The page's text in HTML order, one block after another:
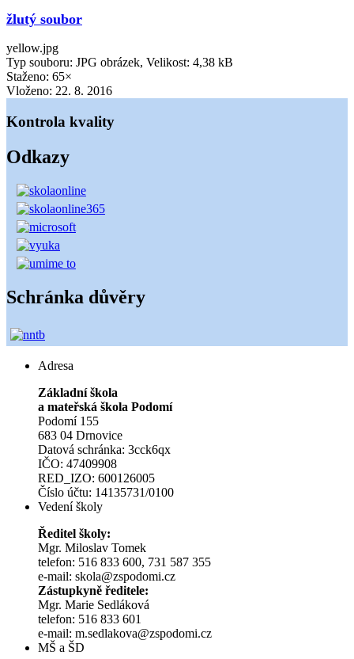
žlutý soubor
yellow.jpg
Typ souboru: JPG obrázek, Velikost: 4,38 kB
Staženo: 65×
Vloženo: 22. 8. 2016
Kontrola kvality
Odkazy
Schránka důvěry
Adresa
Základní škola
a mateřská škola Podomí
Podomí 155
683 04 Drnovice
Datová schránka: 3cck6qx
IČO: 47409908
RED_IZO: 600126005
Číslo účtu: 14135731/0100
Vedení školy
Ředitel školy:
Mgr. Miloslav Tomek
telefon: 516 833 600, 731 587 355
e-mail: skola@zspodomi.cz
Zástupkyně ředitele:
Mgr. Marie Sedláková
telefon: 516 833 601
e-mail: m.sedlakova@zspodomi.cz
MŠ a ŠD